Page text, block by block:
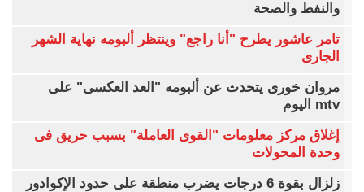
والنفط والصحة
تامر عاشور يطرح "أنا راجع" وينتظر ألبومه نهاية الشهر
الجارى
مروان خورى يتحدث عن ألبومه "العد العكسى" على
mtv اليوم
إغلاق مركز معلومات "القوى العاملة" بسبب حريق فى
وحدة المحولات
زلزال بقوة 6 درجات يضرب منطقة على حدود الإكوادور